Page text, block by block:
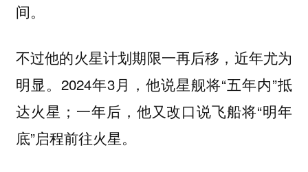
间。
不过他的火星计划期限一再后移 ，近年尤为
明显。2024年3月，他说星舰将“五年内”抵
达火星；一年后，他又改口说飞船将“明年
底”启程前往火星。